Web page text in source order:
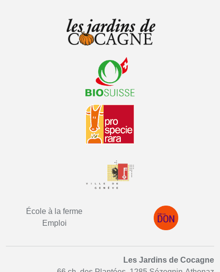
École à la ferme
Emploi
Les Jardins de Cocagne